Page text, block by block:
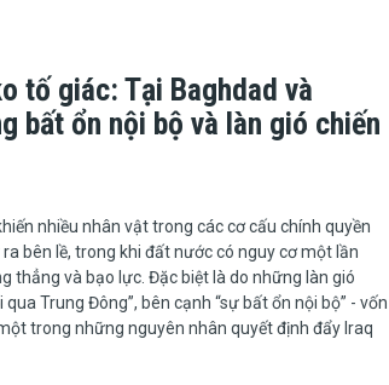
tố giác: Tại Baghdad và
bất ổn nội bộ và làn gió chiến
nhiều nhân vật trong các cơ cấu chính quyền
bên lề, trong khi đất nước có nguy cơ một lần
thẳng và bạo lực. Đặc biệt là do những làn gió
Trung Đông”, bên cạnh “sự bất ổn nội bộ” - vốn
trong những nguyên nhân quyết định đẩy Iraq